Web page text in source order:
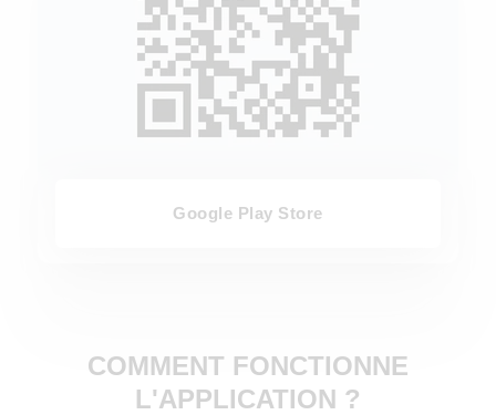
Google Play Store
COMMENT FONCTIONNE
L'APPLICATION ?